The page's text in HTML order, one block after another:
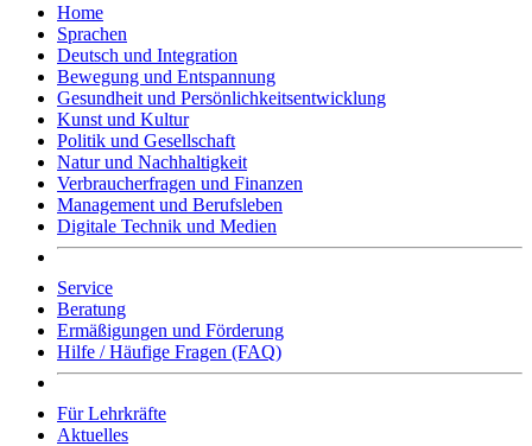
Home
Sprachen
Deutsch und Integration
Bewegung und Entspannung
Gesundheit und Persönlichkeitsentwicklung
Kunst und Kultur
Politik und Gesellschaft
Natur und Nachhaltigkeit
Verbraucherfragen und Finanzen
Management und Berufsleben
Digitale Technik und Medien
Service
Beratung
Ermäßigungen und Förderung
Hilfe / Häufige Fragen (FAQ)
Für Lehrkräfte
Aktuelles